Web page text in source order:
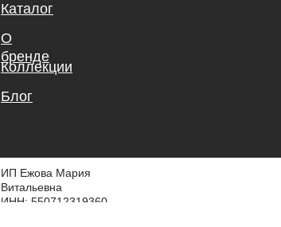
Каталог
О
бренде
Коллекции
Блог
ИП Ежова Мария
Витальевна
ИНН: 550712319360